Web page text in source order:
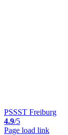
PSSST Freiburg
4.9/5
Page load link